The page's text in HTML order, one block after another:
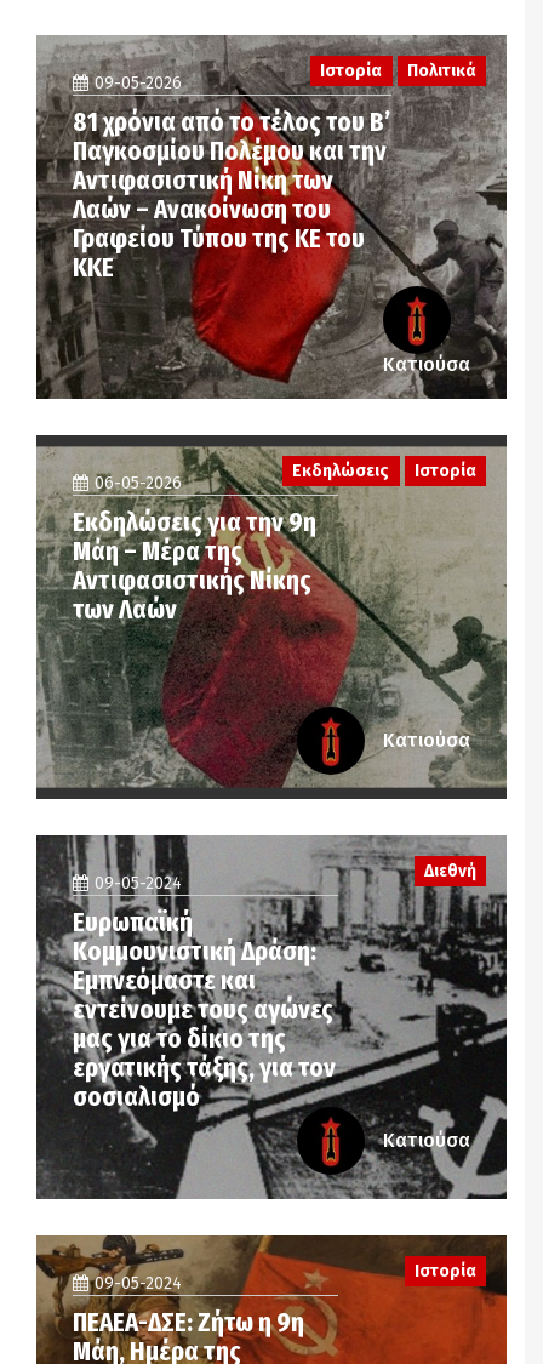
Ιστορία Πολιτικά
09-05-2026
81 χρόνια από το τέλος του Β’
Παγκοσμίου Πολέμου και την
Αντιφασιστική Νίκη των
Λαών – Ανακοίνωση του
Γραφείου Τύπου της ΚΕ του
ΚΚΕ
Κατιούσα
06-05-2026
Εκδηλώσεις για την 9η
Μάη – Μέρα της
Αντιφασιστικής Νίκης
των Λαών
Εκδηλώσεις Ιστορία
Κατιούσα
09-05-2024
Ευρωπαϊκή
Κομμουνιστική Δράση:
Εμπνεόμαστε και
εντείνουμε τους αγώνες
μας για το δίκιο της
εργατικής τάξης, για τον
σοσιαλισμό
Διεθνή
Κατιούσα
09-05-2024
ΠΕΑΕΑ-ΔΣΕ: Ζήτω η 9η
Μάη, Ημέρα της
Ιστορία